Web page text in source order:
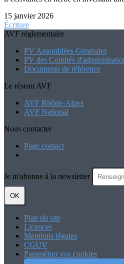
15 janvier 2026
Écriture
AVF règlementaire
PV Assemblées Générales
PV des Comités
Documents de référence
Le réseau AVF
AVF Rhône-Alpes
AVF National
Nous contacter
Page contact
Je m'abonne à la newsletter
OK
Plan du site
Licences
Mentions légales
CGUV
Paramétrer vos cookies